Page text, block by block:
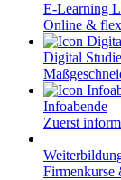
E-Learning
Online &
Digital
Infoabende
Zuerst
Firmenkurse